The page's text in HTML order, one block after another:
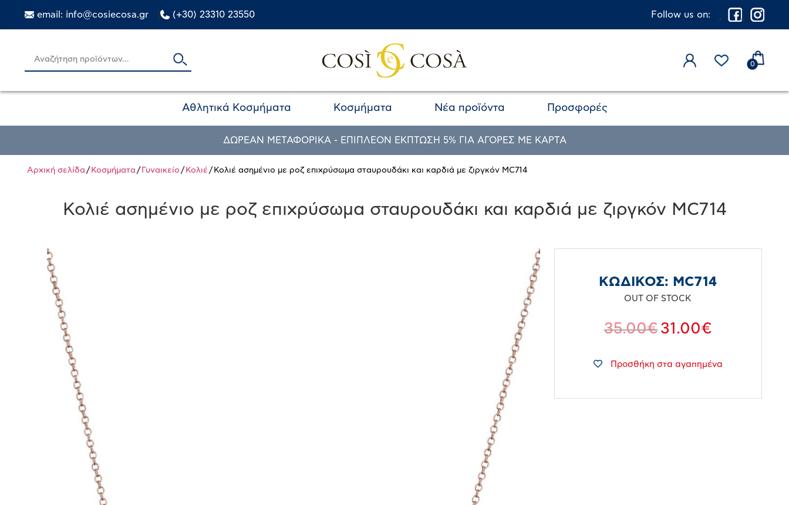
email: info@cosiecosa.gr (+30) 23310 23550 Follow us on:
0
Αθλητικά Κοσμήματα Κοσμήματα Νέα προϊόντα Προσφορές
ΔΩΡΕΑΝ ΜΕΤΑΦΟΡΙΚΑ - ΕΠΙΠΛΕΟΝ ΕΚΠΤΩΣΗ 5% ΓΙΑ ΑΓΟΡΕΣ ΜΕ ΚΑΡΤΑ
Αρχική σελίδα / Κοσμήματα / Γυναικείο / Κολιέ / Κολιέ ασημένιο με ροζ επιχρύσωμα σταυρουδάκι και καρδιά με ζιργκόν MC714
Κολιέ ασημένιο με ροζ επιχρύσωμα σταυρουδάκι και καρδιά με ζιργκόν MC714
ΚΩΔΙΚΟΣ: MC714
OUT OF STOCK
35.00€31.00€
Προσθήκη στα αγαπημένα